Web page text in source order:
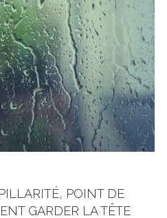
POINT DE
GARDER LA TÊTE